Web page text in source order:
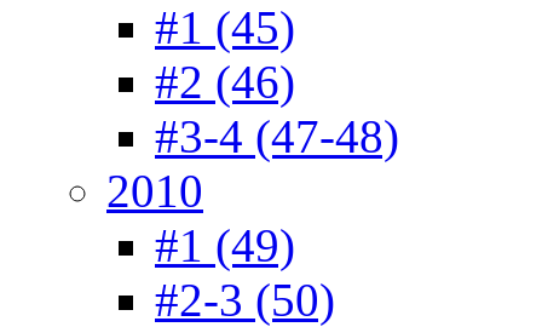
#1 (45)
#2 (46)
#3-4 (47-48)
2010
#1 (49)
#2-3 (50)